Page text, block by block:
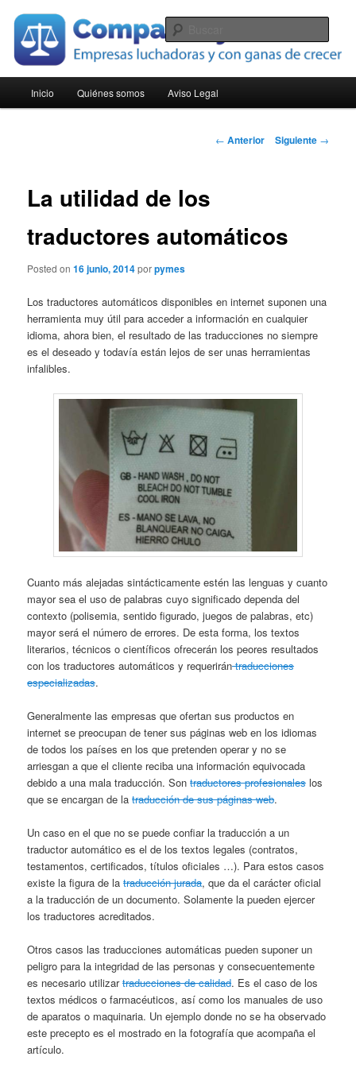
contenido
principalCompara Pymes
principal
Inicio Quiénes somos Aviso Legal
Navegación
← Anterior Siguiente →
La utilidad de los
traductores automáticos
Posted on16 junio, 2014porpymes
Los traductores automáticos disponibles en internet suponen una
herramienta muy útil para acceder a información en cualquier
idioma, ahora bien, el resultado de las traducciones no siempre
es el deseado y todavía están lejos de ser unas herramientas
infalibles.
Cuanto más alejadas sintácticamente estén las lenguas y cuanto
mayor sea el uso de palabras cuyo significado dependa del
contexto (polisemia, sentido figurado, juegos de palabras, etc)
mayor será el número de errores. De esta forma, los textos
literarios, técnicos o científicos ofrecerán los peores resultados
con los traductores automáticos y requerirántraducciones
especializadas.
Generalmente las empresas que ofertan sus productos en
internet se preocupan de tener sus páginas web en los idiomas
de todos los países en los que pretenden operar y no se
arriesgan a que el cliente reciba una información equivocada
debido a una mala traducción. Sontraductores profesionales los
que se encargan de latraducción de sus páginas web.
Un caso en el que no se puede confiar la traducción a un
traductor automático es el de los textos legales (contratos,
testamentos, certificados, títulos oficiales …). Para estos casos
existe la figura de latraducción jurada, que da el carácter oficial
a la traducción de un documento. Solamente la pueden ejercer
los traductores acreditados.
Otros casos las traducciones automáticas pueden suponer un
peligro para la integridad de las personas y consecuentemente
es necesario utilizartraducciones de calidad. Es el caso de los
textos médicos o farmacéuticos, así como los manuales de uso
de aparatos o maquinaria. Un ejemplo donde no se ha observado
este precepto es el mostrado en la fotografía que acompaña el
artículo.